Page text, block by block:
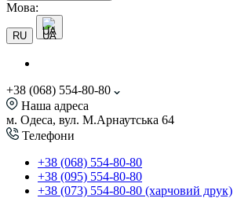
Мова:
RU UA
+38 (068) 554-80-80
Наша адреса
м. Одеса, вул. М.Арнаутська 64
Телефони
+38 (068) 554-80-80
+38 (095) 554-80-80
+38 (073) 554-80-80 (харчовий друк)